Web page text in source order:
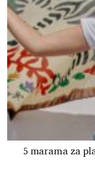
5 marama za